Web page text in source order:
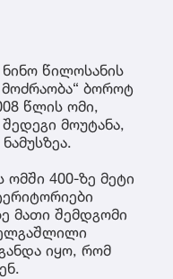
წილოსანის
ბოროტ
წლის ომი,
მოუტანა,
400-ზე მეტი
მათი შემდგომი
იყო, რომ